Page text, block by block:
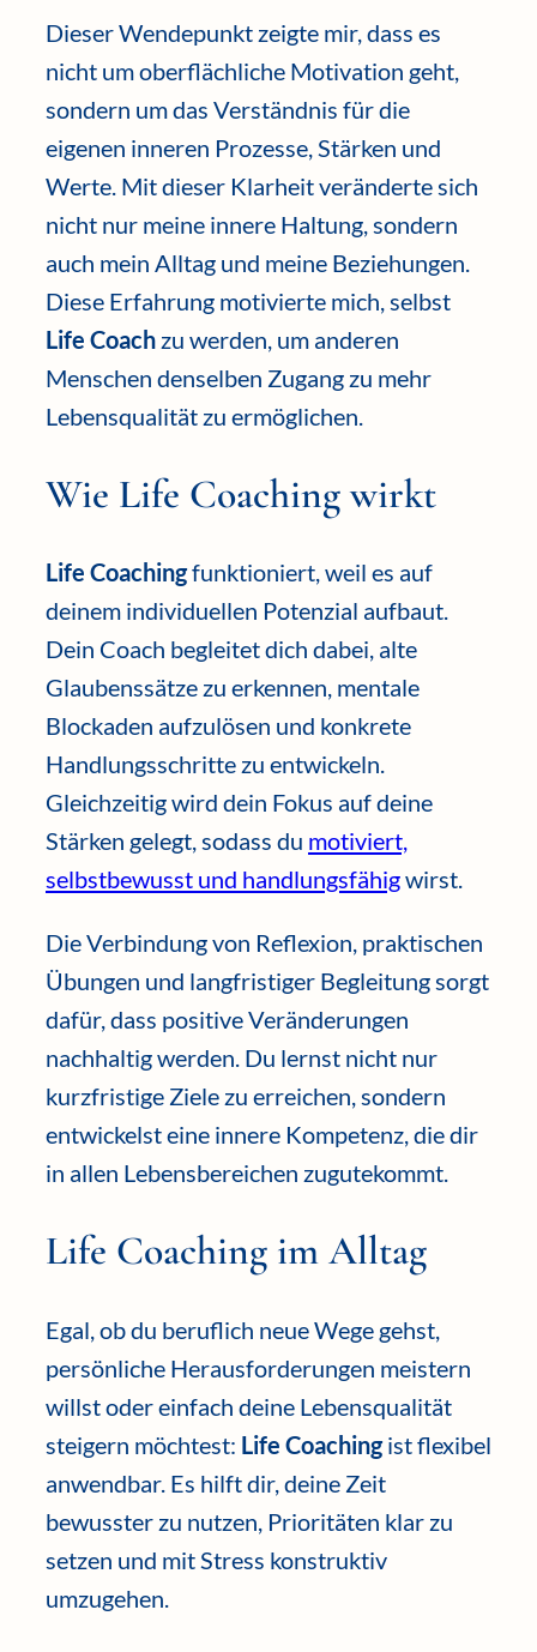
Dieser Wendepunkt zeigte mir, dass es
nicht um oberflächliche Motivation geht,
sondern um das Verständnis für die
eigenen inneren Prozesse, Stärken und
Werte. Mit dieser Klarheit veränderte sich
nicht nur meine innere Haltung, sondern
auch mein Alltag und meine Beziehungen.
Diese Erfahrung motivierte mich, selbst
Life Coach zu werden, um anderen
Menschen denselben Zugang zu mehr
Lebensqualität zu ermöglichen.
Wie Life Coaching wirkt
Life Coachingfunktioniert, weil es auf
deinem individuellen Potenzial aufbaut.
Dein Coach begleitet dich dabei, alte
Glaubenssätze zu erkennen, mentale
Blockaden aufzulösen und konkrete
Handlungsschritte zu entwickeln.
Gleichzeitig wird dein Fokus auf deine
Stärken gelegt, sodass du motiviert,
selbstbewusst und handlungsfähigwirst.
Die Verbindung von Reflexion, praktischen
Übungen und langfristiger Begleitung sorgt
dafür, dass positive Veränderungen
nachhaltig werden. Du lernst nicht nur
kurzfristige Ziele zu erreichen, sondern
entwickelst eine innere Kompetenz, die dir
in allen Lebensbereichen zugutekommt.
Life Coaching im Alltag
Egal, ob du beruflich neue Wege gehst,
persönliche Herausforderungen meistern
willst oder einfach deine Lebensqualität
steigern möchtest: Life Coachingist flexibel
anwendbar. Es hilft dir, deine Zeit
bewusster zu nutzen, Prioritäten klar zu
setzen und mit Stress konstruktiv
umzugehen.